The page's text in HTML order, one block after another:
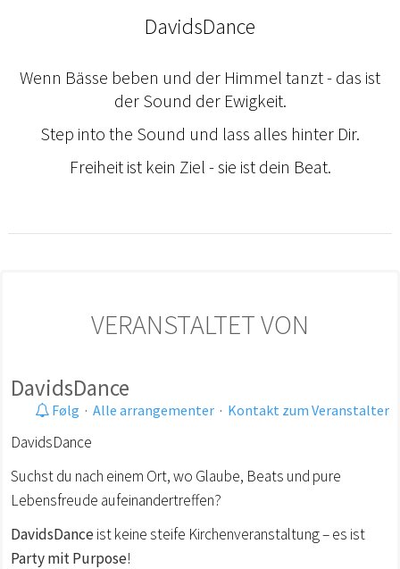
DavidsDance
Wenn Bässe beben und der Himmel tanzt - das ist
der Sound der Ewigkeit.
Step into the Sound und lass alles hinter Dir.
Freiheit ist kein Ziel - sie ist dein Beat.
VERANSTALTET VON
DavidsDance
Følg · Alle arrangementer · Kontakt zum Veranstalter
DavidsDance
Suchst du nach einem Ort, wo Glaube, Beats und pure
Lebensfreude aufeinandertreffen?
DavidsDanceist keine steife Kirchenveranstaltung – es ist
Party mit Purpose!